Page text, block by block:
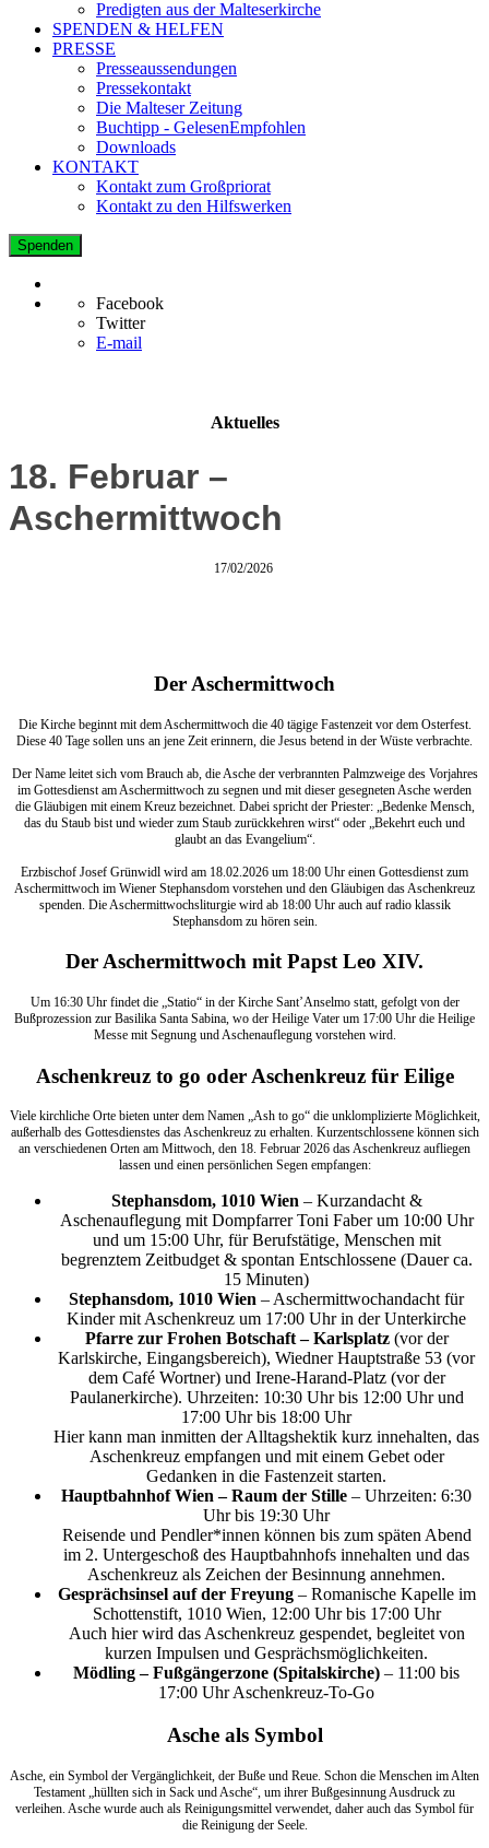
Predigten aus der Malteserkirche
SPENDEN & HELFEN
PRESSE
Presseaussendungen
Pressekontakt
Die Malteser Zeitung
Buchtipp - GelesenEmpfohlen
Downloads
KONTAKT
Kontakt zum Großpriorat
Kontakt zu den Hilfswerken
Spenden
Facebook
Twitter
E-mail
Aktuelles
18. Februar –
Aschermittwoch
17/02/2026
Der Aschermittwoch
Die Kirche beginnt mit dem Aschermittwoch die 40 tägige Fastenzeit vor dem Osterfest.
Diese 40 Tage sollen uns an jene Zeit erinnern, die Jesus betend in der Wüste verbrachte.
Der Name leitet sich vom Brauch ab, die Asche der verbrannten Palmzweige des Vorjahres
im Gottesdienst am Aschermittwoch zu segnen und mit dieser gesegneten Asche werden
die Gläubigen mit einem Kreuz bezeichnet. Dabei spricht der Priester: „Bedenke Mensch,
das du Staub bist und wieder zum Staub zurückkehren wirst“ oder „Bekehrt euch und
glaubt an das Evangelium“.
Erzbischof Josef Grünwidl wird am 18.02.2026 um 18:00 Uhr einen Gottesdienst zum
Aschermittwoch im Wiener Stephansdom vorstehen und den Gläubigen das Aschenkreuz
spenden. Die Aschermittwochsliturgie wird ab 18:00 Uhr auch auf radio klassik
Stephansdom zu hören sein.
Der Aschermittwoch mit Papst Leo XIV.
Um 16:30 Uhr findet die „Statio“ in der Kirche Sant’Anselmo statt, gefolgt von der
Bußprozession zur Basilika Santa Sabina, wo der Heilige Vater um 17:00 Uhr die Heilige
Messe mit Segnung und Aschenauflegung vorstehen wird.
Aschenkreuz to go oder Aschenkreuz für Eilige
Viele kirchliche Orte bieten unter dem Namen „Ash to go“ die unklomplizierte Möglichkeit,
außerhalb des Gottesdienstes das Aschenkreuz zu erhalten. Kurzentschlossene können sich
an verschiedenen Orten am Mittwoch, den 18. Februar 2026 das Aschenkreuz aufliegen
lassen und einen persönlichen Segen empfangen:
Stephansdom, 1010 Wien – Kurzandacht &
Aschenauflegung mit Dompfarrer Toni Faber um 10:00 Uhr
und um 15:00 Uhr, für Berufstätige, Menschen mit
begrenztem Zeitbudget & spontan Entschlossene (Dauer ca.
15 Minuten)
Stephansdom, 1010 Wien – Aschermittwochandacht für
Kinder mit Aschenkreuz um 17:00 Uhr in der Unterkirche
Pfarre zur Frohen Botschaft – Karlsplatz(vor der
Karlskirche, Eingangsbereich), Wiedner Hauptstraße 53 (vor
dem Café Wortner) und Irene-Harand-Platz (vor der
Paulanerkirche). Uhrzeiten: 10:30 Uhr bis 12:00 Uhr und
17:00 Uhr bis 18:00 Uhr
Hier kann man inmitten der Alltagshektik kurz innehalten, das
Aschenkreuz empfangen und mit einem Gebet oder
Gedanken in die Fastenzeit starten.
Hauptbahnhof Wien – Raum der Stille – Uhrzeiten: 6:30
Uhr bis 19:30 Uhr
Reisende und Pendler*innen können bis zum späten Abend
im 2. Untergeschoß des Hauptbahnhofs innehalten und das
Aschenkreuz als Zeichen der Besinnung annehmen.
Gesprächsinsel auf der Freyung– Romanische Kapelle im
Schottenstift, 1010 Wien, 12:00 Uhr bis 17:00 Uhr
Auch hier wird das Aschenkreuz gespendet, begleitet von
kurzen Impulsen und Gesprächsmöglichkeiten.
Mödling – Fußgängerzone (Spitalskirche) – 11:00 bis
17:00 Uhr Aschenkreuz-To-Go
Asche als Symbol
Asche, ein Symbol der Vergänglichkeit, der Buße und Reue. Schon die Menschen im Alten
Testament „hüllten sich in Sack und Asche“, um ihrer Bußgesinnung Ausdruck zu
verleihen. Asche wurde auch als Reinigungsmittel verwendet, daher auch das Symbol für
die Reinigung der Seele.